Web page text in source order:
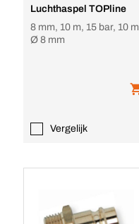
Luchthaspel TOPline
8 mm, 10 m, 15 bar, 10 m
Ø 8 mm
Vergelijk